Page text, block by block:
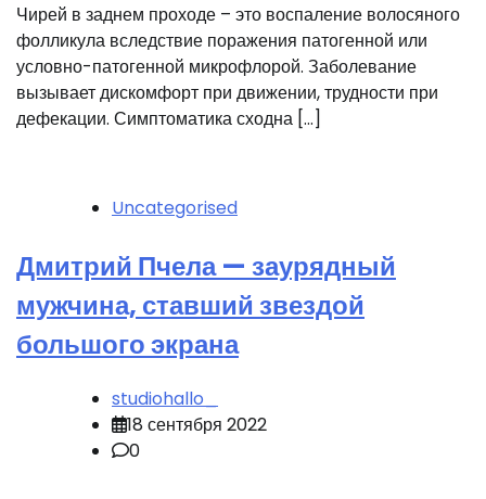
Чирей в заднем проходе – это воспаление волосяного
фолликула вследствие поражения патогенной или
условно-патогенной микрофлорой. Заболевание
вызывает дискомфорт при движении, трудности при
дефекации. Симптоматика сходна […]
Uncategorised
Дмитрий Пчела — заурядный
мужчина, ставший звездой
большого экрана
studiohallo_
18 сентября 2022
0